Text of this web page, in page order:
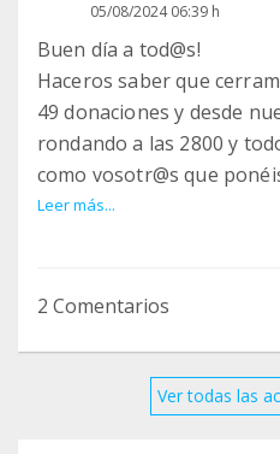
05/08/2024 06:39 h
Buen día a tod@s!
Haceros saber que
49 donaciones y desde
rondando a las 2800 y
como vosotr@s que
que esta bonita labor siga
Son algo más de 12
Gracias amig@s!
Leer más...
2 Comentarios
Ver todas las